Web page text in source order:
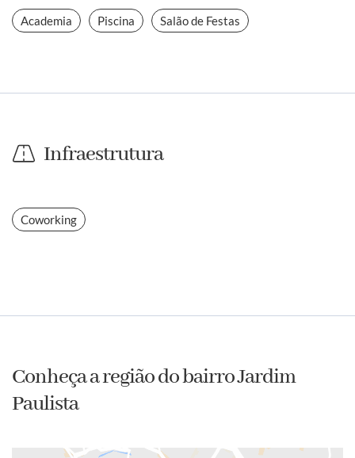
Academia Piscina Salão de Festas
Infraestrutura
Coworking
Conheça a região do bairro Jardim
Paulista